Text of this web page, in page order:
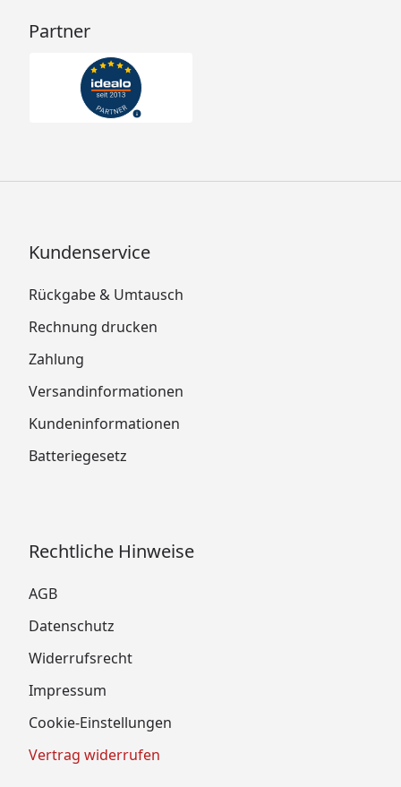
Partner
Kundenservice
Rückgabe & Umtausch
Rechnung drucken
Zahlung
Versandinformationen
Kundeninformationen
Batteriegesetz
Rechtliche Hinweise
AGB
Datenschutz
Widerrufsrecht
Impressum
Cookie-Einstellungen
Vertrag widerrufen